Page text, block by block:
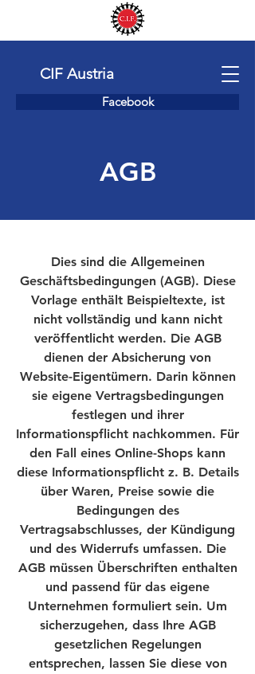
Facebook
CIF Austria
AGB
Dies sind die Allgemeinen
Geschäftsbedingungen (AGB). Diese
Vorlage enthält Beispieltexte, ist
nicht vollständig und kann nicht
veröffentlicht werden. Die AGB
dienen der Absicherung von
Website-Eigentümern. Darin können
sie eigene Vertragsbedingungen
festlegen und ihrer
Informationspflicht nachkommen. Für
den Fall eines Online-Shops kann
diese Informationspflicht z. B. Details
über Waren, Preise sowie die
Bedingungen des
Vertragsabschlusses, der Kündigung
und des Widerrufs umfassen. Die
AGB müssen Überschriften enthalten
und passend für das eigene
Unternehmen formuliert sein. Um
sicherzugehen, dass Ihre AGB
gesetzlichen Regelungen
entsprechen, lassen Sie diese von